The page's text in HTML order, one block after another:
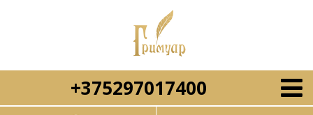
+375297017400